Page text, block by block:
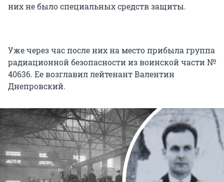
них не было специальных средств защиты.
Уже через час после них на место прибыла группа
радиационной безопасности из воинской части №
40636. Ее возглавил лейтенант Валентин
Днепровский.